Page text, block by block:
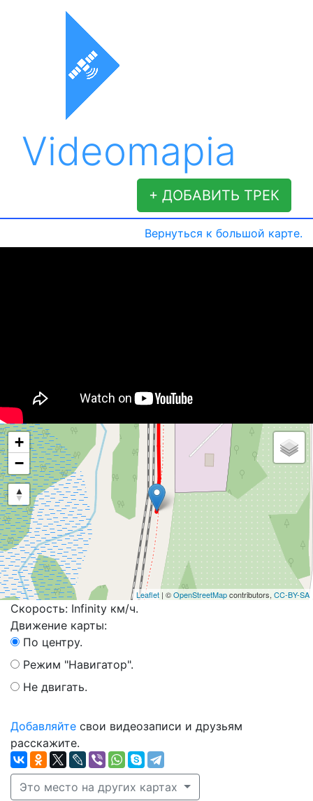
Videomapia
+ ДОБАВИТЬ ТРЕК
Вернуться к большой карте.
+
−
Leaflet | ©OpenStreetMapcontributors, CC-BY-SA
Скорость: Infinity км/ч.
Движение карты:
По центру.
Режим "Навигатор".
Не двигать.
Добавляйте свои видеозаписи и друзьям
расскажите.
Это место на других картах